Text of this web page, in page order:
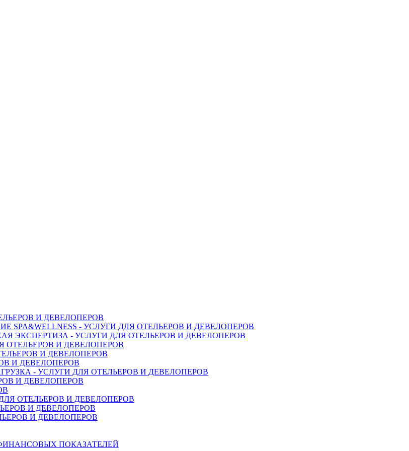
И ДЕВЕЛОПЕРОВ
- УСЛУГИ ДЛЯ ОТЕЛЬЕРОВ И ДЕВЕЛОПЕРОВ
ЭКСПЕРТИЗА - УСЛУГИ ДЛЯ ОТЕЛЬЕРОВ И ДЕВЕЛОПЕРОВ
ОТЕЛЬЕРОВ И ДЕВЕЛОПЕРОВ
И ДЕВЕЛОПЕРОВ
И ДЕВЕЛОПЕРОВ
- УСЛУГИ ДЛЯ ОТЕЛЬЕРОВ И ДЕВЕЛОПЕРОВ
И ДЕВЕЛОПЕРОВ
ОТЕЛЬЕРОВ И ДЕВЕЛОПЕРОВ
И ДЕВЕЛОПЕРОВ
И ДЕВЕЛОПЕРОВ
ПОКАЗАТЕЛЕЙ